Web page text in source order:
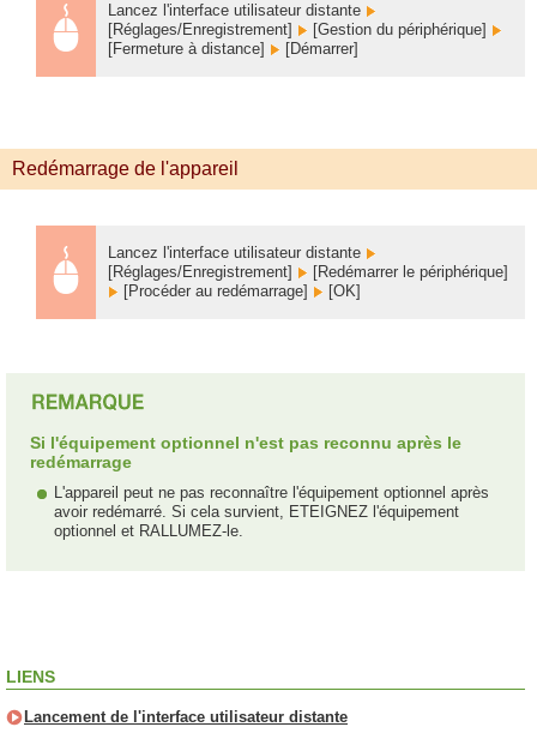
Lancez l'interface utilisateur distante
[Réglages/Enregistrement]
[Gestion du périphérique]
[Fermeture à distance]
[Démarrer]
Redémarrage de l'appareil
Lancez l'interface utilisateur distante
[Réglages/Enregistrement]
[Redémarrer le périphérique]
[Procéder au redémarrage]
[OK]
Si l'équipement optionnel n'est pas reconnu après le
redémarrage
L'appareil peut ne pas reconnaître l'équipement optionnel après
avoir redémarré. Si cela survient, ETEIGNEZ l'équipement
optionnel et RALLUMEZ-le.
LIENS
Lancement de l'interface utilisateur distante